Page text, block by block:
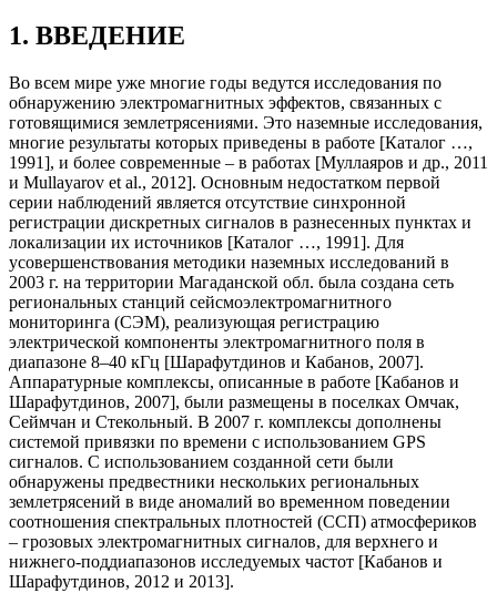
1. ВВЕДЕНИЕ
Во всем мире уже многие годы ведутся исследования по
обнаружению электромагнитных эффектов, связанных с
готовящимися землетрясениями. Это наземные исследования,
многие результаты которых приведены в работе [Каталог …,
1991], и более современные – в работах [Муллаяров и др., 2011
и Mullayarov et al., 2012]. Основным недостатком первой
серии наблюдений является отсутствие синхронной
регистрации дискретных сигналов в разнесенных пунктах и
локализации их источников [Каталог …, 1991]. Для
усовершенствования методики наземных исследований в
2003 г. на территории Магаданской обл. была создана сеть
региональных станций сейсмоэлектромагнитного
мониторинга (СЭМ), реализующая регистрацию
электрической компоненты электромагнитного поля в
диапазоне 8–40 кГц [Шарафутдинов и Кабанов, 2007].
Аппаратурные комплексы, описанные в работе [Кабанов и
Шарафутдинов, 2007], были размещены в поселках Омчак,
Сеймчан и Стекольный. В 2007 г. комплексы дополнены
системой привязки по времени с использованием GPS
сигналов. С использованием созданной сети были
обнаружены предвестники нескольких региональных
землетрясений в виде аномалий во временном поведении
соотношения спектральных плотностей (ССП) атмосфериков
– грозовых электромагнитных сигналов, для верхнего и
нижнего-поддиапазонов исследуемых частот [Кабанов и
Шарафутдинов, 2012 и 2013].